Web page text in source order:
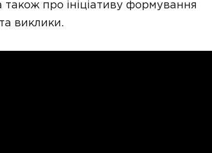
про ініціативу формування
виклики.